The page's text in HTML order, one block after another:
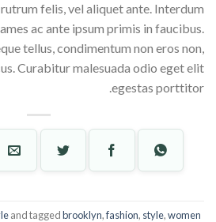
felis, vel aliquet ante. Interdum
ac ante ipsum primis in faucibus.
tellus, condimentum non eros non,
Curabitur malesuada odio eget elit
egestas porttitor.
and taggedbrooklyn,fashion, style,women